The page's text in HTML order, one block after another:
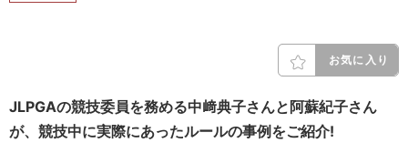
お気に入り
JLPGAの競技委員を務める中﨑典子さんと阿蘇紀子さん
が、競技中に実際にあったルールの事例をご紹介!